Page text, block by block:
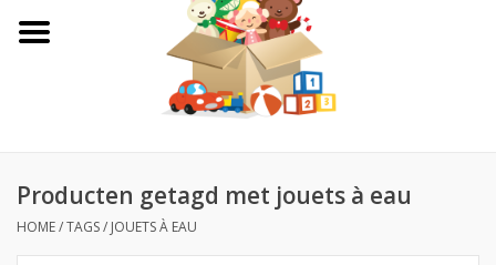
Speelgoed
Beloningsdozen
Producten getagd met jouets à eau
HOME/TAGS/ JOUETS À EAU